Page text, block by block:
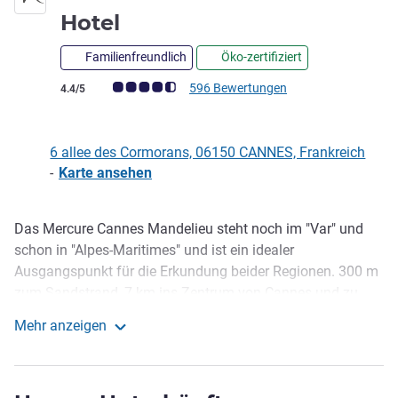
Hotel
Familienfreundlich Öko-zertifiziert
Note Kundenmeinungen (Bewertung ALL)
4.4/5 596 Bewertungen
6 allee des Cormorans, 06150 CANNES, Frankreich
- Karte ansehen
Beschreibung
Das Mercure Cannes Mandelieu steht noch im "Var" und
schon in "Alpes-Maritimes" und ist ein idealer
Ausgangspunkt für die Erkundung beider Regionen. 300 m
oder auf Geschäftsreise, genießen Sie Ihren Aufenthalt bei
Mandelieu-la-Napoule, die mediterrane Hauptstadt der
Mehr anzeigen